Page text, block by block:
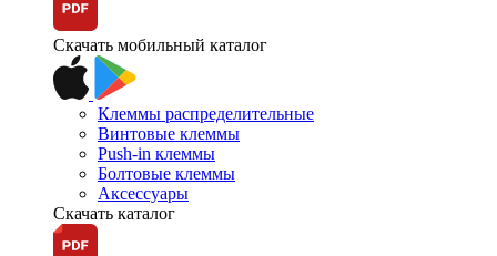
Скачать мобильный каталог
Клеммы распределительные
Винтовые клеммы
Push-in клеммы
Болтовые клеммы
Аксессуары
Скачать каталог